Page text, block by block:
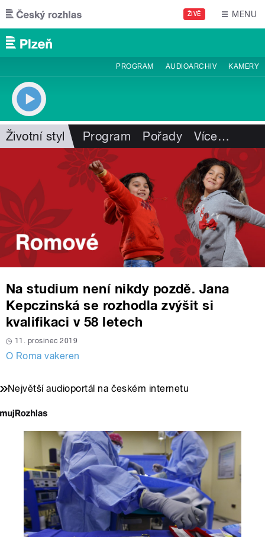
Přejít k hlavnímu obsahu
ŽIVĚ MENU
PROGRAM AUDIOARCHIV KAMERY
Životní styl Program Pořady Více…
Na studium není nikdy pozdě. Jana
Kepczinská se rozhodla zvýšit si
kvalifikaci v 58 letech
11. prosinec 2019
O Roma vakeren
Největší audioportál na českém internetu